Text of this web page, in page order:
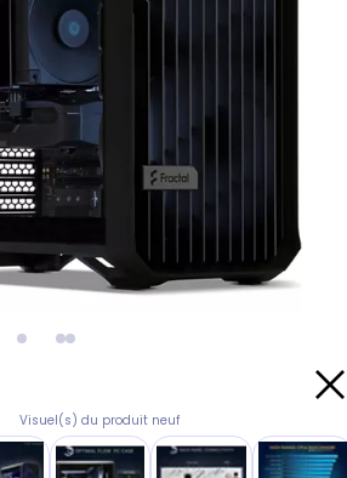
Visuel(s) du produit neuf